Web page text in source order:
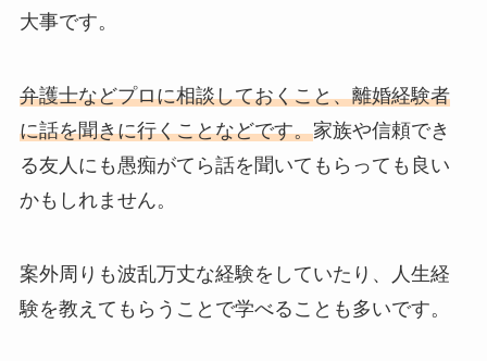
大事です。
弁護士などプロに相談しておくこと、離婚経験者
に話を聞きに行くことなどです。家族や信頼でき
る友人にも愚痴がてら話を聞いてもらっても良い
かもしれません。
案外周りも波乱万丈な経験をしていたり、人生経
験を教えてもらうことで学べることも多いです。